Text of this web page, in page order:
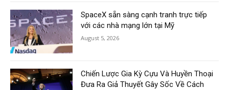
SpaceX sẵn sàng cạnh tranh trực tiếp
với các nhà mạng lớn tại Mỹ
August 5, 2026
Chiến Lược Gia Kỳ Cựu Và Huyền Thoại
Đưa Ra Giả Thuyết Gây Sốc Về Cách